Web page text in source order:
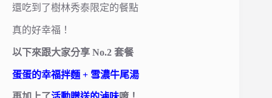
還吃到了樹林秀泰限定的餐點
真的好幸福！
以下來跟大家分享 No.2 套餐
蛋蛋的幸福拌麵 + 雪濃牛尾湯